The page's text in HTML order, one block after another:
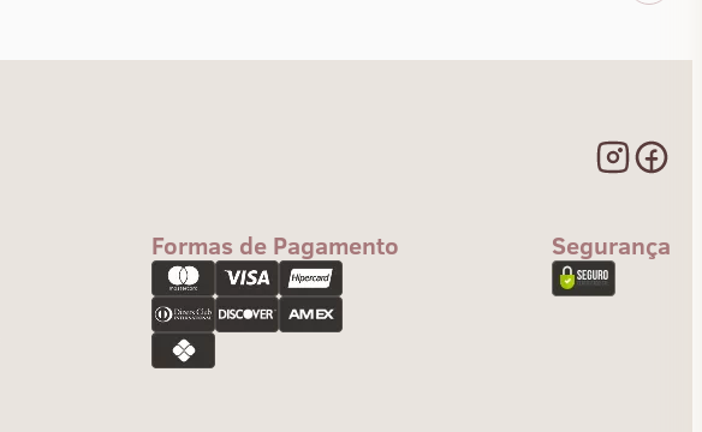
Formas de Pagamento Segurança